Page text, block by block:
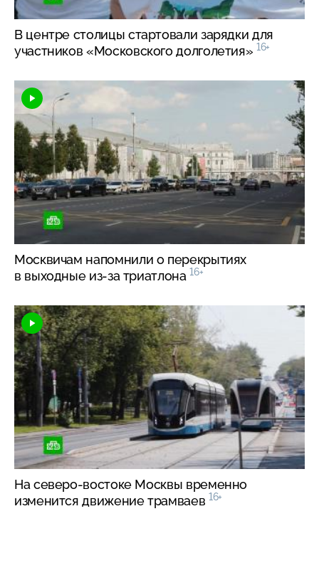
В центре столицы стартовали зарядки для
участников «Московского долголетия» 16+
Москвичам напомнили о перекрытиях
в выходные из-за триатлона 16+
На северо-востокеМосквы временно
изменится движение трамваев 16+